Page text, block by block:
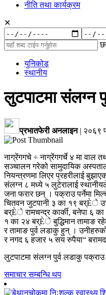
नीति तथा कार्यक्रम
✕
अनुसार:
युनिकोड
स्थानीय
लुटपाटमा संलग्न
प्रभातफेरी अनलाइन| २०६९
नाग्रेंगगचे ÷ नाग्रेंगगर्चे ४ मा वाल
सञ्चालन गरेको सामुदायिक
नियन्त्रणमा लिएर प्रहरीलाई
संलग्न ८ मध्ये ५ लुटेरालाई
जना फरार छन् । पक्राउ पर्नेमा
चितवन जुटपानी ३ का १९ बर्Èे
बर्Èे रामचन्द्र कार्की, बनेपा ६
१ का २४ बर्Èे बुद्धिमान तामाङ
र तामाङ पुर्व लडाकु हुन् ।
र नगद ६ हजार ५ सय रुपैया“
लुटपाटमा संलग्न पुर्व लडाकु पक्राउ
समाचार सम्बन्धि थप